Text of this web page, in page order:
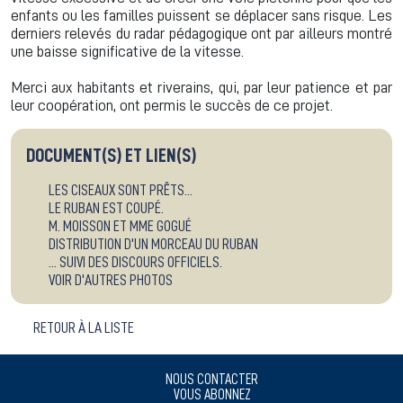
enfants ou les familles puissent se déplacer sans risque. Les
derniers relevés du radar pédagogique ont par ailleurs montré
une baisse significative de la vitesse.
Merci aux habitants et riverains, qui, par leur patience et par
leur coopération, ont permis le succès de ce projet.
DOCUMENT(S) ET LIEN(S)
LES CISEAUX SONT PRÊTS...
LE RUBAN EST COUPÉ.
M. MOISSON ET MME GOGUÉ
DISTRIBUTION D'UN MORCEAU DU RUBAN
... SUIVI DES DISCOURS OFFICIELS.
VOIR D'AUTRES PHOTOS
RETOUR À LA LISTE
NOUS CONTACTER
VOUS ABONNEZ